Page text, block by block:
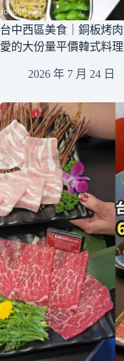
台中西區美食｜銅板烤
愛的大份量平價韓式料
2026 年 7 月 24 日